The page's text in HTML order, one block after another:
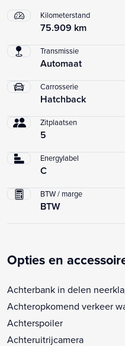
Kilometerstand
75.909 km
Transmissie
Automaat
Carrosserie
Hatchback
Zitplaatsen
5
Energylabel
C
BTW / marge
BTW
Opties en
Achterbank in delen
Achteropkomend verkeer
Achterspoiler
Achteruitrijcamera